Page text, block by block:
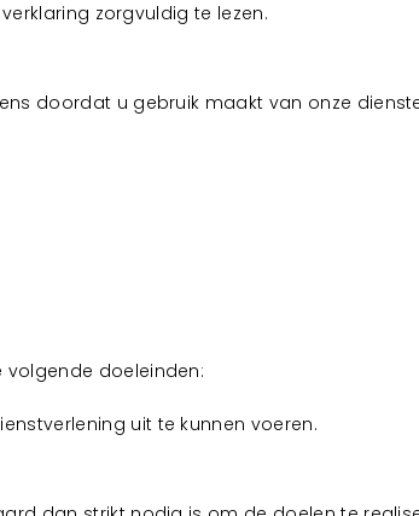
Bekijk projecten
Bekijk projecten
zorgvuldig te lezen.
doordat u gebruik maakt van onze
doeleinden:
uit te kunnen voeren.